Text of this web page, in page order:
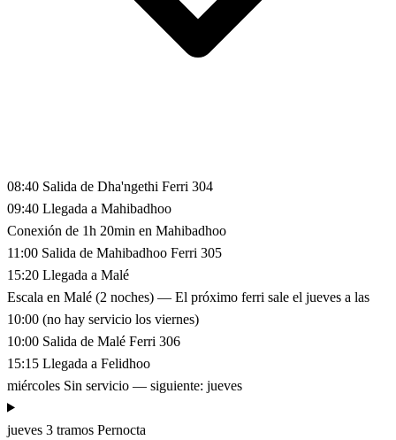
08:40 Salida de Dha'ngethi Ferri 304
09:40 Llegada a Mahibadhoo
Conexión de 1h 20min en Mahibadhoo
11:00 Salida de Mahibadhoo Ferri 305
15:20 Llegada a Malé
Escala en Malé (2 noches) — El próximo ferri sale el jueves a las
10:00 (no hay servicio los viernes)
10:00 Salida de Malé Ferri 306
15:15 Llegada a Felidhoo
miércoles Sin servicio — siguiente: jueves
jueves 3 tramos Pernocta